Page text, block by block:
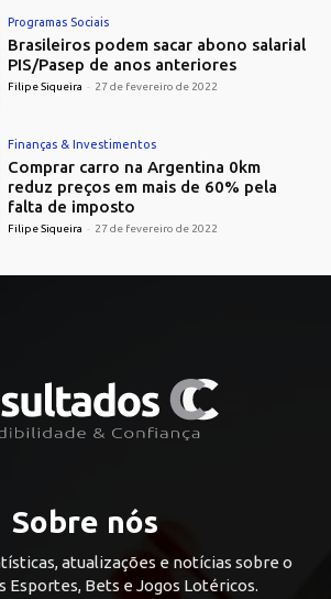
Programas Sociais
Brasileiros podem sacar abono salarial
PIS/Pasep de anos anteriores
Filipe Siqueira - 27 de fevereiro de 2022
Finanças & Investimentos
Comprar carro na Argentina 0km
reduz preços em mais de 60% pela
falta de imposto
Filipe Siqueira - 27 de fevereiro de 2022
Sobre nós
atualizações e notícias sobre o
Esportes, Bets e Jogos Lotéricos.